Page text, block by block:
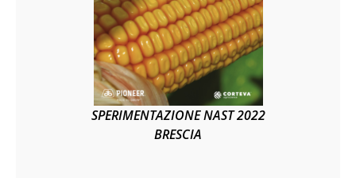
SPERIMENTAZIONE NAST 2022
BRESCIA